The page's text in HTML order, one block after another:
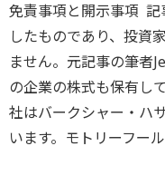
免責事項と開示事項 記
したものであり、投資
ません。元記事の筆者
の企業の株式も保有し
社はバークシャー・ハ
います。モトリーフー